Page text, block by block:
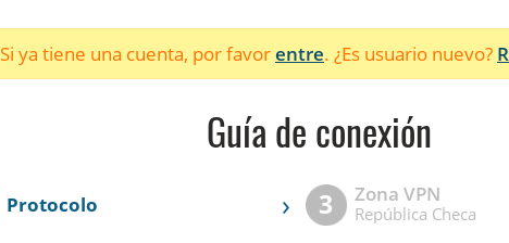
Si ya tiene una cuenta, por favorentre. ¿Es usuario nuevo?
Guía de conexión
Protocolo › 3 Zona VPN
República Checa